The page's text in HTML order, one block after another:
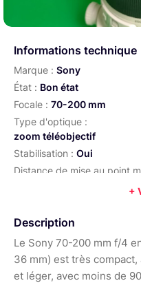
Informations technique
Marque : Sony
État : Bon état
Focale : 70-200 mm
Type d'optique :
zoom téléobjectif
Stabilisation : Oui
Distance de mise au point
+
Description
Le Sony 70-200 mm f/4
36 mm) est très compact,
et léger, avec moins de